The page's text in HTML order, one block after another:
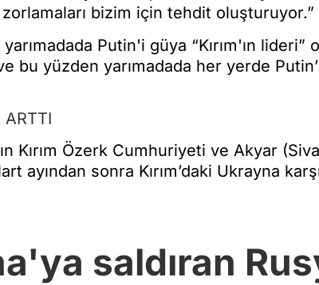
bizim için tehdit oluşturuyor.”
Putin'i güya “Kırım'ın lideri”
ve bu yüzden yarımadada her yerde
ARTTI
Kırım Özerk Cumhuriyeti ve Akyar
ayından sonra Kırım’daki Ukrayna
saldıran